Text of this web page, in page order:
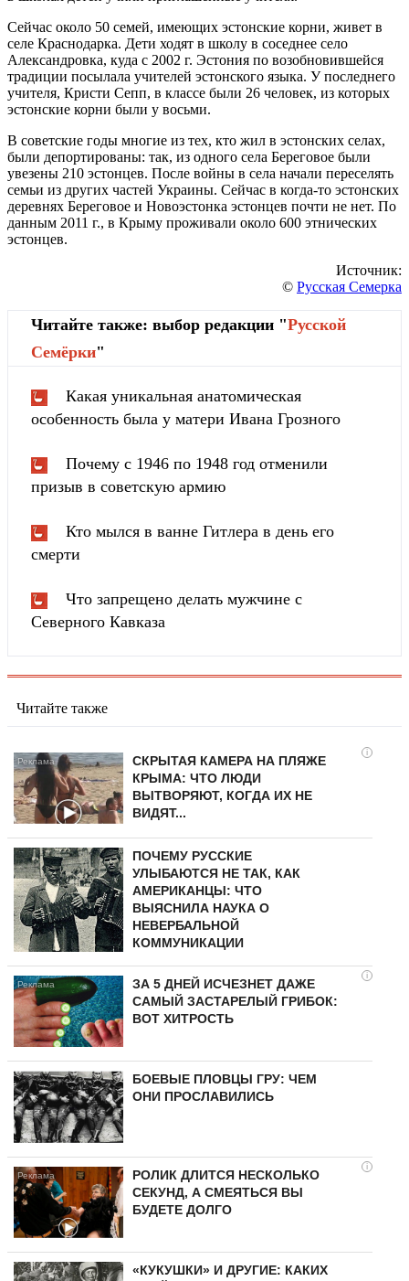
Сейчас около 50 семей, имеющих эстонские корни, живет в
селе Краснодарка. Дети ходят в школу в соседнее село
Александровка, куда с 2002 г. Эстония по возобновившейся
традиции посылала учителей эстонского языка. У последнего
учителя, Кристи Сепп, в классе были 26 человек, из которых
эстонские корни были у восьми.
В советские годы многие из тех, кто жил в эстонских селах,
были депортированы: так, из одного села Береговое были
увезены 210 эстонцев. После войны в села начали переселять
семьи из других частей Украины. Сейчас в когда-то эстонских
деревнях Береговое и Новоэстонка эстонцев почти не нет. По
данным 2011 г., в Крыму проживали около 600 этнических
эстонцев.
Источник:
© Русская Семерка
Читайте также: выбор редакции "Русской
Cемёрки"
Какая уникальная анатомическая
особенность была у матери Ивана Грозного
Почему с 1946 по 1948 год отменили
призыв в советскую армию
Кто мылся в ванне Гитлера в день его
смерти
Что запрещено делать мужчине с
Северного Кавказа
Читайте также
i
СКРЫТАЯ КАМЕРА НА ПЛЯЖЕ
КРЫМА: ЧТО ЛЮДИ
ВЫТВОРЯЮТ, КОГДА ИХ НЕ
ВИДЯТ...
ПОЧЕМУ РУССКИЕ
УЛЫБАЮТСЯ НЕ ТАК, КАК
АМЕРИКАНЦЫ: ЧТО
ВЫЯСНИЛА НАУКА О
НЕВЕРБАЛЬНОЙ
КОММУНИКАЦИИ
i
ЗА 5 ДНЕЙ ИСЧЕЗНЕТ ДАЖЕ
САМЫЙ ЗАСТАРЕЛЫЙ ГРИБОК:
ВОТ ХИТРОСТЬ
БОЕВЫЕ ПЛОВЦЫ ГРУ: ЧЕМ
ОНИ ПРОСЛАВИЛИСЬ
i
РОЛИК ДЛИТСЯ НЕСКОЛЬКО
СЕКУНД, А СМЕЯТЬСЯ ВЫ
БУДЕТЕ ДОЛГО
«КУКУШКИ» И ДРУГИЕ: КАКИХ